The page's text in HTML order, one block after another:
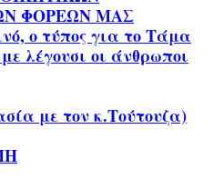
ΦΟΡΕΩΝ ΜΑΣ
ο τύπος για το Τάμα
λέγουσι οι άνθρωποι
με τον κ.Τούτουζα)